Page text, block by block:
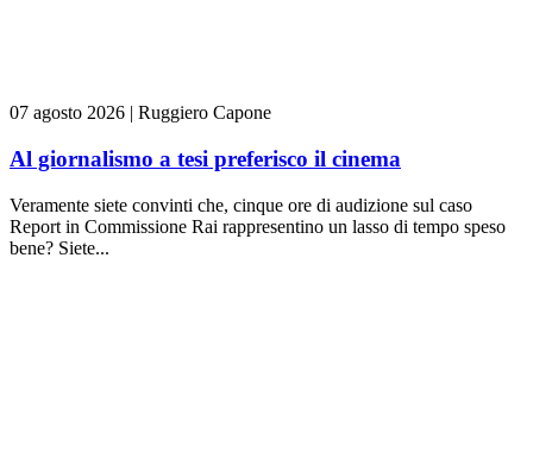
07 agosto 2026 | Ruggiero Capone
Al giornalismo a tesi preferisco il cinema
Veramente siete convinti che, cinque ore di audizione sul caso
Report in Commissione Rai rappresentino un lasso di tempo speso
bene? Siete...